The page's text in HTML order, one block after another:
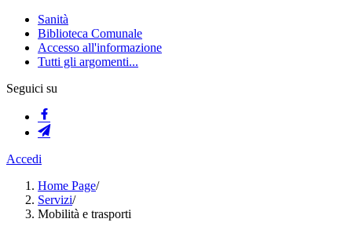
Sanità
Biblioteca Comunale
Accesso all'informazione
Tutti gli argomenti...
Seguici su
Accedi
Home Page/
Servizi/
Mobilità e trasporti